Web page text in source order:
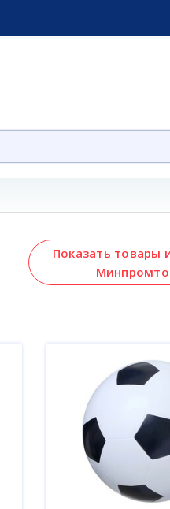
Показать товары